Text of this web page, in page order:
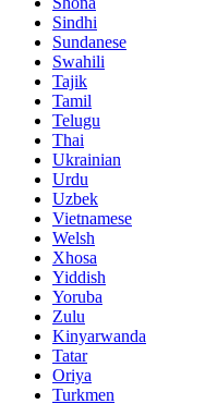
Sindhi
Sundanese
Swahili
Tajik
Tamil
Telugu
Thai
Ukrainian
Urdu
Uzbek
Vietnamese
Welsh
Xhosa
Yiddish
Yoruba
Zulu
Kinyarwanda
Tatar
Oriya
Turkmen